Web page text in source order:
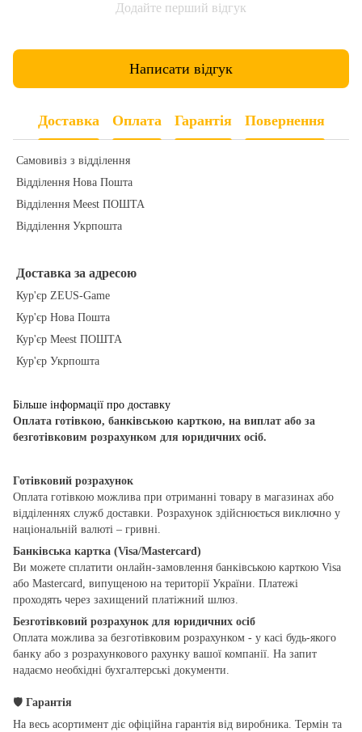
Додайте перший відгук
Написати відгук
Доставка Оплата Гарантія Повернення
Самовивіз з відділення
Відділення Нова Пошта
Відділення Meest ПОШТА
Відділення Укрпошта
Доставка за адресою
Кур'єр ZEUS-Game
Кур'єр Нова Пошта
Кур'єр Meest ПОШТА
Кур'єр Укрпошта
Більше інформації про доставку
Оплата готівкою, банківською карткою, на виплат або за
безготівковим розрахунком для юридичних осіб.
Готівковий розрахунок
Оплата готівкою можлива при отриманні товару в магазинах або
відділеннях служб доставки. Розрахунок здійснюється виключно у
національній валюті – гривні.
Банківська картка (Visa/Mastercard)
Ви можете сплатити онлайн-замовлення банківською карткою Visa
або Mastercard, випущеною на території України. Платежі
проходять через захищений платіжний шлюз.
Безготівковий розрахунок для юридичних осіб
Оплата можлива за безготівковим розрахунком - у касі будь-якого
банку або з розрахункового рахунку вашої компанії. На запит
надаємо необхідні бухгалтерські документи.
🛡 Гарантія
На весь асортимент діє офіційна гарантія від виробника. Термін та